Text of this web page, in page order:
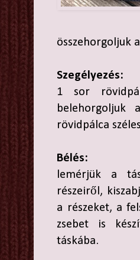
összehorgoljuk
Szegélyezés:
1 sor
belehorgoljuk
rövidpálca
Bélés:
lemérjük a
részeiről,
a részeket, a
zsebet is
táskába.